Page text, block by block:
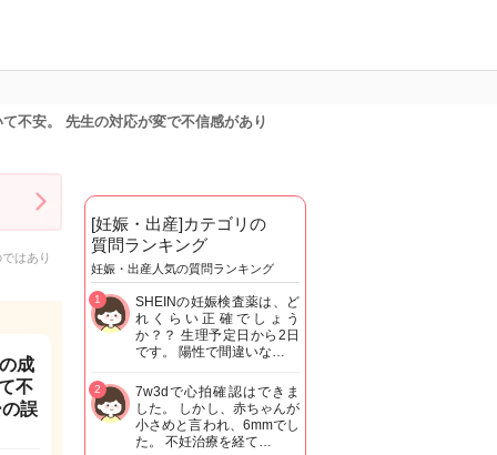
不安。 先生の対応が変で不信感があり
はあり
成
不
誤
[妊娠・出産]カテゴリの
質問ランキング
妊娠・出産人気の質問ランキング
SHEINの妊娠検査薬は、ど
れくらい正確でしょう
か？？ 生理予定日から2日
です。 陽性で間違いな…
1
7w3dで心拍確認はできま
した。 しかし、赤ちゃんが
小さめと言われ、6mmでし
た。 不妊治療を経て…
2